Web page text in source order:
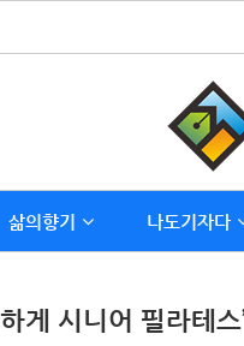
삶의향기 나도기자다
게 시니어 필라테스